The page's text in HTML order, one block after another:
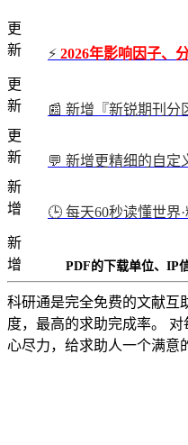
更
新
⚡ 2026年影响因子、
更
新
📰 新增『新锐期刊分
更
新
💬 新增更精细的自定
新
增
🕒 每天60秒读懂世界
新
增
PDF的下载单位、IP
科研通是完全免费的文献互
度，最高的求助完成率。
心尽力，给求助人一个满意